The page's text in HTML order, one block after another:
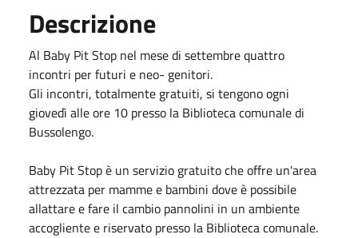
Descrizione
Al Baby Pit Stop nel mese di settembre quattro
incontri per futuri e neo- genitori.
Gli incontri, totalmente gratuiti, si tengono ogni
giovedì alle ore 10 presso la Biblioteca comunale di
Bussolengo.
Baby Pit Stop è un servizio gratuito che offre un'area
attrezzata per mamme e bambini dove è possibile
allattare e fare il cambio pannolini in un ambiente
accogliente e riservato presso la Biblioteca comunale.